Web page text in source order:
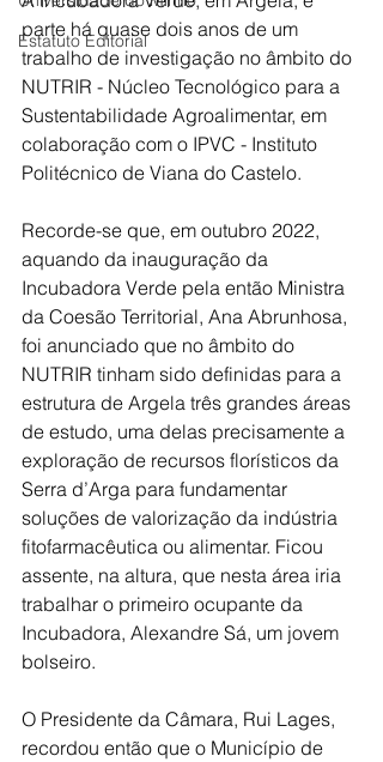
Estatuto Editorial
parte há quase dois anos de um
trabalho de investigação no âmbito do
NUTRIR - Núcleo Tecnológico para a
Sustentabilidade Agroalimentar, em
colaboração com o IPVC - Instituto
Politécnico de Viana do Castelo.
Recorde-se que, em outubro 2022,
aquando da inauguração da
Incubadora Verde pela então Ministra
da Coesão Territorial, Ana Abrunhosa,
foi anunciado que no âmbito do
NUTRIR tinham sido definidas para a
estrutura de Argela três grandes áreas
de estudo, uma delas precisamente a
exploração de recursos florísticos da
Serra d’Arga para fundamentar
soluções de valorização da indústria
fitofarmacêutica ou alimentar. Ficou
assente, na altura, que nesta área iria
trabalhar o primeiro ocupante da
Incubadora, Alexandre Sá, um jovem
bolseiro.
O Presidente da Câmara, Rui Lages,
recordou então que o Município de